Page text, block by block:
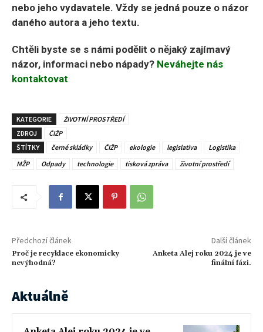
nebo jeho vydavatele. Vždy se jedná pouze o názor
daného autora a jeho textu.
Chtěli byste se s námi podělit o nějaký zajímavý
názor, informaci nebo nápady? Neváhejte nás
kontaktovat
KATEGORIE
ŽIVOTNÍ PROSTŘEDÍ
ZDROJ
ČIŽP
ŠTÍTKY
černé skládky ČIŽP ekologie legislativa
Logistika
MŽP
Odpady technologie tisková zpráva životní prostředí
Předchozí článek
Proč je recyklace ekonomicky
nevýhodná?
Další článek
Anketa Alej roku 2024 je ve
finální fázi.
Aktuálně